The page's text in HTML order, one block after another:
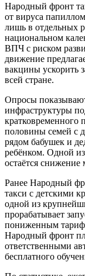
Народный фронт
от вируса
лишь в отдельных
национальном
ВПЧ с риском
движение
вакцины ускорить
всей стране.
Опросы
инфраструктуры
кратковременного
половины семей с
рядом бабушек и
ребёнком. Одной
остаётся снижение
Ранее Народный
такси с детскими
одной из
прорабатывает
пониженным
Народный фронт
ответственными
бесплатного